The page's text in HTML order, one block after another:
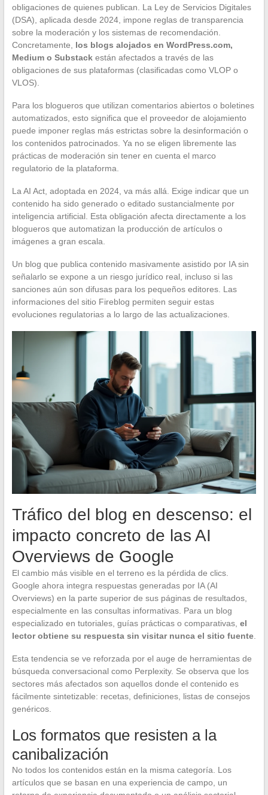
obligaciones de quienes publican. La Ley de Servicios Digitales
(DSA), aplicada desde 2024, impone reglas de transparencia
sobre la moderación y los sistemas de recomendación.
Concretamente, los blogs alojados en WordPress.com,
Medium o Substackestán afectados a través de las
obligaciones de sus plataformas (clasificadas como VLOP o
VLOS).
Para los blogueros que utilizan comentarios abiertos o boletines
automatizados, esto significa que el proveedor de alojamiento
puede imponer reglas más estrictas sobre la desinformación o
los contenidos patrocinados. Ya no se eligen libremente las
prácticas de moderación sin tener en cuenta el marco
regulatorio de la plataforma.
La AI Act, adoptada en 2024, va más allá. Exige indicar que un
contenido ha sido generado o editado sustancialmente por
inteligencia artificial. Esta obligación afecta directamente a los
blogueros que automatizan la producción de artículos o
imágenes a gran escala.
Un blog que publica contenido masivamente asistido por IA sin
señalarlo se expone a un riesgo jurídico real, incluso si las
sanciones aún son difusas para los pequeños editores. Las
informaciones del sitio Fireblog permiten seguir estas
evoluciones regulatorias a lo largo de las actualizaciones.
Tráfico del blog en descenso: el
impacto concreto de las AI
Overviews de Google
El cambio más visible en el terreno es la pérdida de clics.
Google ahora integra respuestas generadas por IA (AI
Overviews) en la parte superior de sus páginas de resultados,
especialmente en las consultas informativas. Para un blog
especializado en tutoriales, guías prácticas o comparativas, el
lector obtiene su respuesta sin visitar nunca el sitio fuente.
Esta tendencia se ve reforzada por el auge de herramientas de
búsqueda conversacional como Perplexity. Se observa que los
sectores más afectados son aquellos donde el contenido es
fácilmente sintetizable: recetas, definiciones, listas de consejos
genéricos.
Los formatos que resisten a la
canibalización
No todos los contenidos están en la misma categoría. Los
artículos que se basan en una experiencia de campo, un